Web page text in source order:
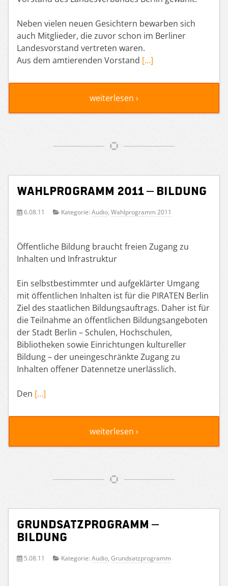
Neben vielen neuen Gesichtern bewarben sich
auch Mitglieder, die zuvor schon im Berliner
Landesvorstand vertreten waren.
Aus dem amtierenden Vorstand […]
weiterlesen ›
Wahlprogramm 2011 – Bildung
6.08.11 Kategorie: Audio, Wahlprogramm 2011
Öffentliche Bildung braucht freien Zugang zu
Inhalten und Infrastruktur
Ein selbstbestimmter und aufgeklärter Umgang
mit öffentlichen Inhalten ist für die PIRATEN Berlin
Ziel des staatlichen Bildungsauftrags. Daher ist für
die Teilnahme an öffentlichen Bildungsangeboten
der Stadt Berlin – Schulen, Hochschulen,
Bibliotheken sowie Einrichtungen kultureller
Bildung – der uneingeschränkte Zugang zu
Inhalten offener Datennetze unerlässlich.
Den […]
weiterlesen ›
Grundsatzprogramm –
Bildung
5.08.11 Kategorie: Audio, Grundsatzprogramm